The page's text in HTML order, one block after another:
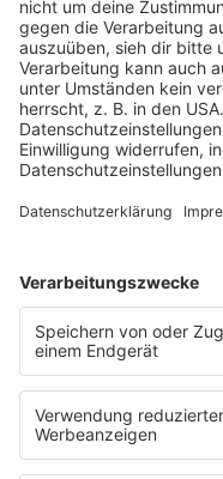
Für Paare ist der
Besonderes. Auch
bewusst
Tag für die Ehe
Numerologie
MEHR LESEN